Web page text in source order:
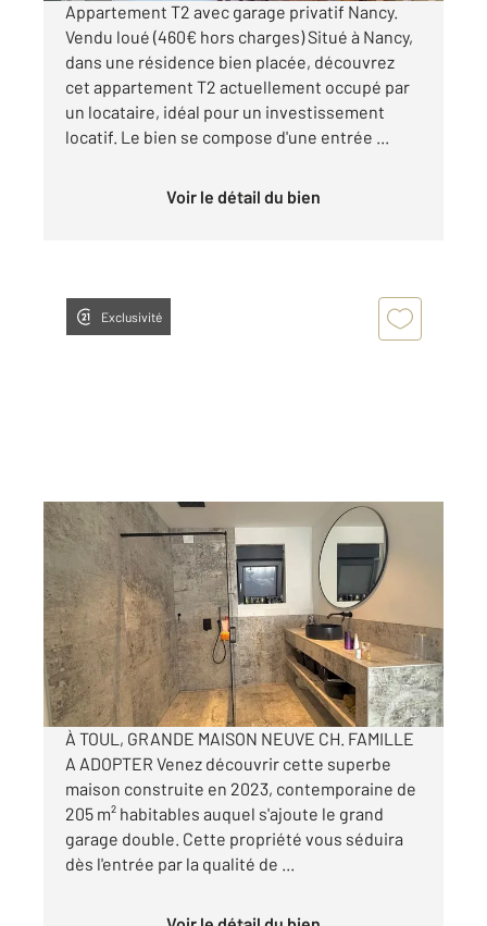
Appartement T2 avec garage privatif Nancy.
Vendu loué (460€ hors charges) Situé à Nancy,
dans une résidence bien placée, découvrez
cet appartement T2 actuellement occupé par
un locataire, idéal pour un investissement
locatif. Le bien se compose d'une entrée ...
Voir le détail du bien
Exclusivité
TOUL 54
205 m
, 5 pièces
Ref : 40582
Maison à vendre
595 000 €
Visiter le site dédié
À TOUL, GRANDE MAISON NEUVE CH. FAMILLE
A ADOPTER Venez découvrir cette superbe
maison construite en 2023, contemporaine de
205 m² habitables auquel s'ajoute le grand
garage double. Cette propriété vous séduira
dès l'entrée par la qualité de ...